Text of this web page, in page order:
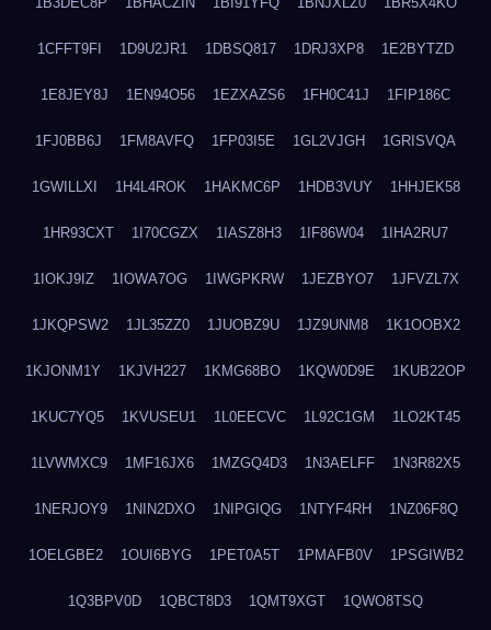
1CFFT9FI 1D9U2JR1 1DBSQ817 1DRJ3XP8 1E2BYTZD
1E8JEY8J 1EN94O56 1EZXAZS6 1FH0C41J 1FIP186C
1FJ0BB6J 1FM8AVFQ 1FP03I5E 1GL2VJGH 1GRISVQA
1GWILLXI 1H4L4ROK 1HAKMC6P 1HDB3VUY 1HHJEK58
1HR93CXT 1I70CGZX 1IASZ8H3 1IF86W04 1IHA2RU7
1IOKJ9IZ 1IOWA7OG 1IWGPKRW 1JEZBYO7 1JFVZL7X
1JKQPSW2 1JL35ZZ0 1JUOBZ9U 1JZ9UNM8 1K1OOBX2
1KJONM1Y 1KJVH227 1KMG68BO 1KQW0D9E 1KUB22OP
1KUC7YQ5 1KVUSEU1 1L0EECVC 1L92C1GM 1LO2KT45
1LVWMXC9 1MF16JX6 1MZGQ4D3 1N3AELFF 1N3R82X5
1NERJOY9 1NIN2DXO 1NIPGIQG 1NTYF4RH 1NZ06F8Q
1OELGBE2 1OUI6BYG 1PET0A5T 1PMAFB0V 1PSGIWB2
1Q3BPV0D 1QBCT8D3 1QMT9XGT 1QWO8TSQ